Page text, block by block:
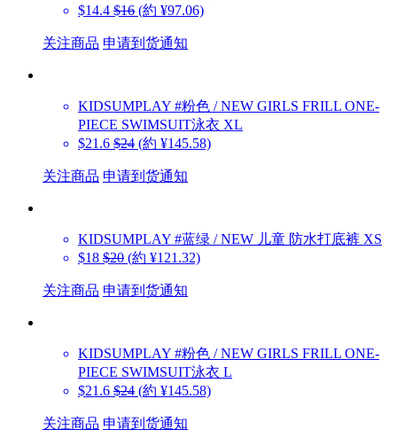
$14.4 $16 (約 ¥97.06)
关注商品 申请到货通知
KIDSUMPLAY #粉色 / NEW GIRLS FRILL ONE-
PIECE SWIMSUIT泳衣 XL
$21.6 $24 (約 ¥145.58)
关注商品 申请到货通知
KIDSUMPLAY #蓝绿 / NEW 儿童 防水打底裤 XS
$18 $20 (約 ¥121.32)
关注商品 申请到货通知
KIDSUMPLAY #粉色 / NEW GIRLS FRILL ONE-
PIECE SWIMSUIT泳衣 L
$21.6 $24 (約 ¥145.58)
关注商品 申请到货通知